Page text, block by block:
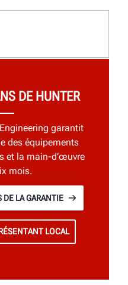
DE HUNTER
garantit
des équipements
et la main-d’œuvre
mois.
DE LA GARANTIE
LOCAL